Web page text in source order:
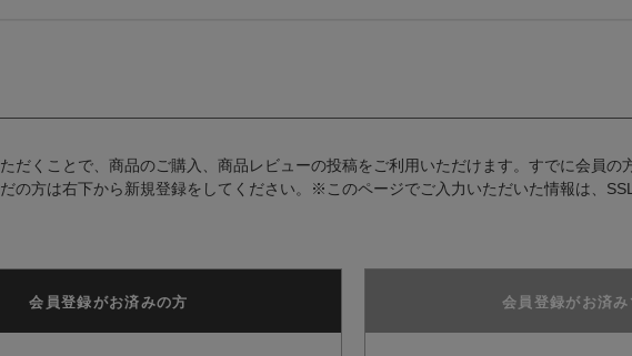
だくことで、商品のご購入、商品レビューの投稿をご利用いただけます。すでに会員の
の方は右下から新規登録をしてください。※このページでご入力いただいた情報は、
会員登録がお済みの方 会員登録がお済み